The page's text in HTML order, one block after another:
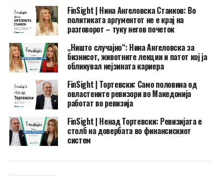
FinSight | Нина Ангеловска Станков: Во
политиката аргументот не е крај на
разговорот – туку негов почеток
„Ништо случајно“: Нина Ангеловска за
бизнисот, животните лекции и патот кој ја
обликувал нејзината кариера
FinSight | Тортевски: Само половина од
овластените ревизори во Македонија
работат во ревизија
FinSight | Ненад Тортевски: Ревизијата е
столб на довербата во финансискиот
систем